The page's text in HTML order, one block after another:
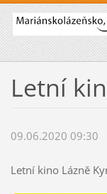
Letní
09.06.2020 09:30
Letní kino Lázně